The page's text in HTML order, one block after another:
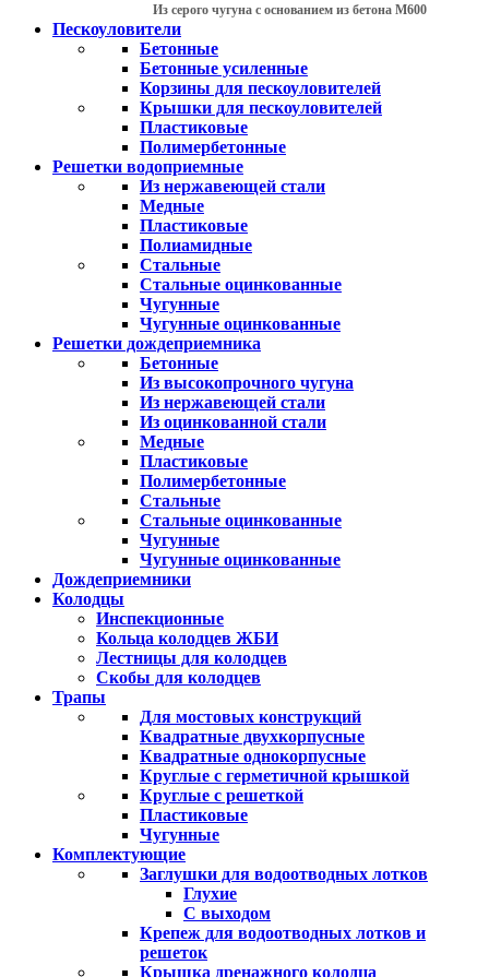
Из серого чугуна с основанием из бетона М600
Пескоуловители
Бетонные
Бетонные усиленные
Корзины для пескоуловителей
Крышки для пескоуловителей
Пластиковые
Полимербетонные
Решетки водоприемные
Из нержавеющей стали
Медные
Пластиковые
Полиамидные
Стальные
Стальные оцинкованные
Чугунные
Чугунные оцинкованные
Решетки дождеприемника
Бетонные
Из высокопрочного чугуна
Из нержавеющей стали
Из оцинкованной стали
Медные
Пластиковые
Полимербетонные
Стальные
Стальные оцинкованные
Чугунные
Чугунные оцинкованные
Дождеприемники
Колодцы
Инспекционные
Кольца колодцев ЖБИ
Лестницы для колодцев
Скобы для колодцев
Трапы
Для мостовых конструкций
Квадратные двухкорпусные
Квадратные однокорпусные
Круглые с герметичной крышкой
Круглые с решеткой
Пластиковые
Чугунные
Комплектующие
Заглушки для водоотводных лотков
Глухие
С выходом
Крепеж для водоотводных лотков и
решеток
Крышка дренажного колодца